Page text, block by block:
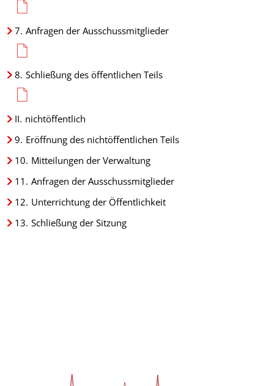
7. Anfragen der Ausschussmitglieder
8. Schließung des öffentlichen Teils
II. nichtöffentlich
9. Eröffnung des nichtöffentlichen Teils
10. Mitteilungen der Verwaltung
11. Anfragen der Ausschussmitglieder
12. Unterrichtung der Öffentlichkeit
13. Schließung der Sitzung